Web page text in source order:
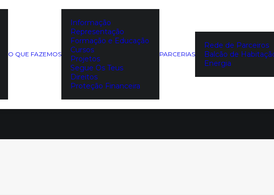
O QUE FAZEMOS
Informação
Representação
Formação e Educação
Cursos
Projetos
Segue Os Teus
Direitos
Proteção Financeira
PARCERIAS
Rede de Parceiros
Balcão de
Energia
Notícias